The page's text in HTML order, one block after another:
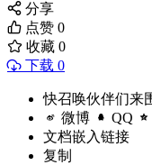
分享
点赞 0
收藏 0
下载 0
快召唤伙伴们来
微博 QQ
文档嵌入链接
复制